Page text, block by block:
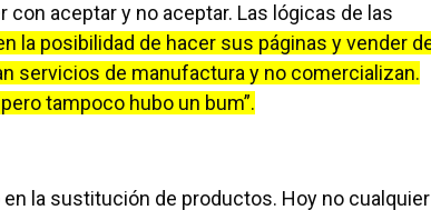
aceptar y no aceptar. Las lógicas de las
la posibilidad de hacer sus páginas y vender
servicios de manufactura y no comercializan.
tampoco hubo un bum”.
la sustitución de productos. Hoy no cualquier